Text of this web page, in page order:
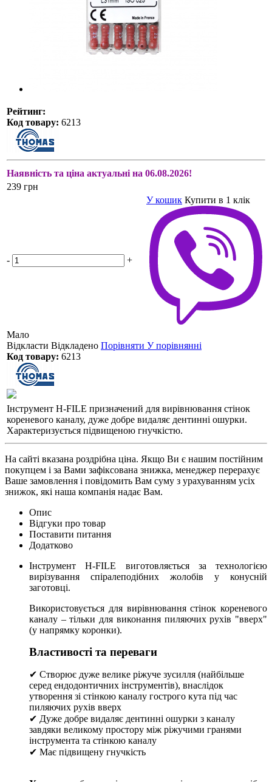
Рейтинг:
Код товару: 6213
Наявність та ціна актуальні на 06.08.2026!
239 грн
- +
У кошик Купити в 1 клік
Мало
Відкласти Відкладено Порівняти У порівнянні
Код товару: 6213
Інструмент H-FILE призначений для вирівнювання стінок
кореневого каналу, дуже добре видаляє дентинні ошурки.
Характеризується підвищеною гнучкістю.
На сайті вказана роздрібна ціна. Якщо Ви є нашим постійним
покупцем і за Вами зафіксована знижка, менеджер перерахує
Ваше замовлення і повідомить Вам суму з урахуванням усіх
знижок, які наша компанія надає Вам.
Опис
Відгуки про товар
Поставити питання
Додатково
Інструмент H-FILE виготовляється за технологією
вирізування спіралеподібних жолобів у конусній
заготовці.
Використовується для вирівнювання стінок кореневого
каналу – тільки для виконання пиляючих рухів "вверх"
(у напрямку коронки).
Властивості та переваги
✔ Створює дуже велике ріжуче зусилля (найбільше
серед ендодонтичних інструментів), внаслідок
утворення зі стінкою каналу гострого кута під час
пиляючих рухів вверх
✔ Дуже добре видаляє дентинні ошурки з каналу
завдяки великому простору між ріжучими гранями
інструмента та стінкою каналу
✔ Має підвищену гнучкість